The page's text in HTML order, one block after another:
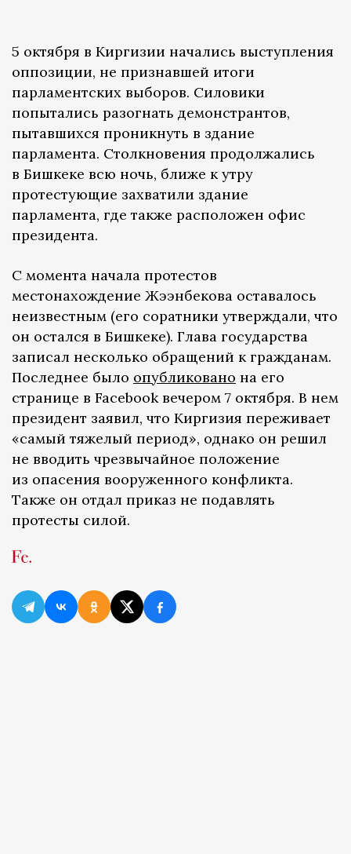
5 октября в Киргизии начались выступления
оппозиции, не признавшей итоги
парламентских выборов. Силовики
попытались разогнать демонстрантов,
пытавшихся проникнуть в здание
парламента. Столкновения продолжались
в Бишкеке всю ночь, ближе к утру
протестующие захватили здание
парламента, где также расположен офис
президента.
С момента начала протестов
местонахождение Жээнбекова оставалось
неизвестным (его соратники утверждали, что
он остался в Бишкеке). Глава государства
записал несколько обращений к гражданам.
Последнее было опубликовано на его
странице в Facebook вечером 7 октября. В нем
президент заявил, что Киргизия переживает
«самый тяжелый период», однако он решил
не вводить чрезвычайное положение
из опасения вооруженного конфликта.
Также он отдал приказ не подавлять
протесты силой.